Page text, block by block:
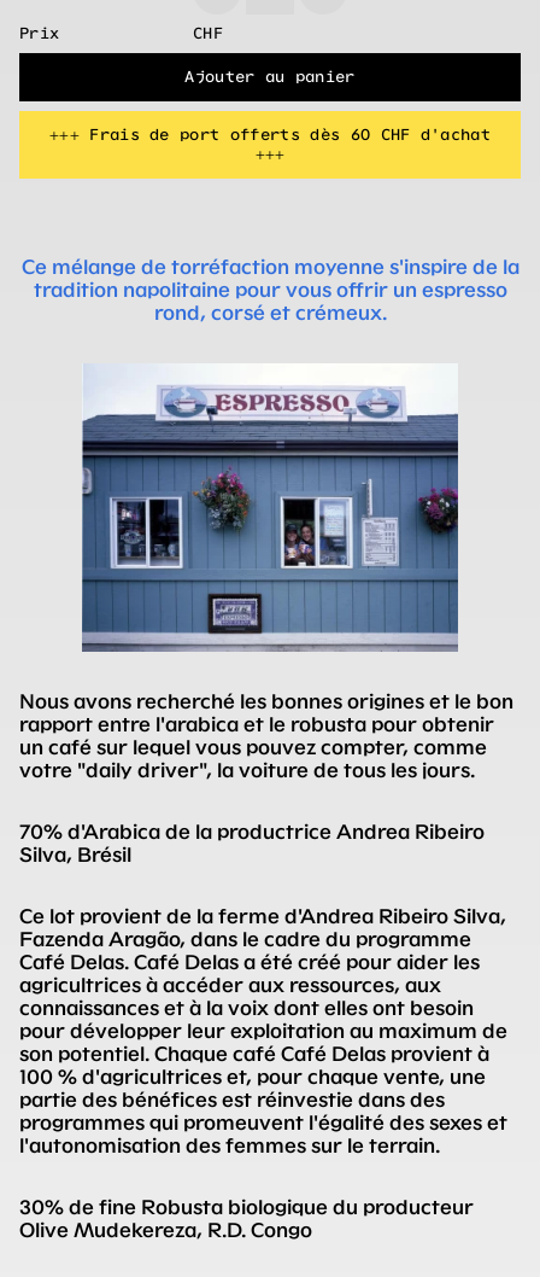
Prix CHF
Ajouter au panier
+++ Frais de port offerts dès 60 CHF d'achat
+++
Ce mélange de torréfaction moyenne s'inspire de la
tradition napolitaine pour vous offrir un espresso
rond, corsé et crémeux.
Nous avons recherché les bonnes origines et le bon
rapport entre l'arabica et le robusta pour obtenir
un café sur lequel vous pouvez compter, comme
votre "daily driver", la voiture de tous les jours.
70% d'Arabica de la productrice Andrea Ribeiro
Silva, Brésil
Ce lot provient de la ferme d'Andrea Ribeiro Silva,
Fazenda Aragão, dans le cadre du programme
Café Delas. Café Delas a été créé pour aider les
agricultrices à accéder aux ressources, aux
connaissances et à la voix dont elles ont besoin
pour développer leur exploitation au maximum de
son potentiel. Chaque café Café Delas provient à
100 % d'agricultrices et, pour chaque vente, une
partie des bénéfices est réinvestie dans des
programmes qui promeuvent l'égalité des sexes et
l'autonomisation des femmes sur le terrain.
30% de fine Robusta biologique du producteur
Olive Mudekereza, R.D. Congo